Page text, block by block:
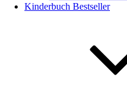
Kinderbuch Bestseller